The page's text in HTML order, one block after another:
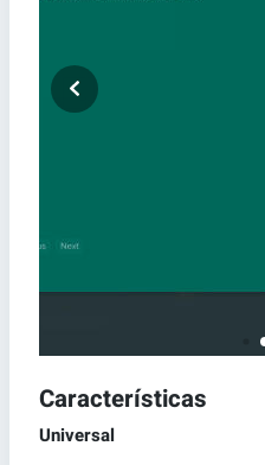
Características
Universal